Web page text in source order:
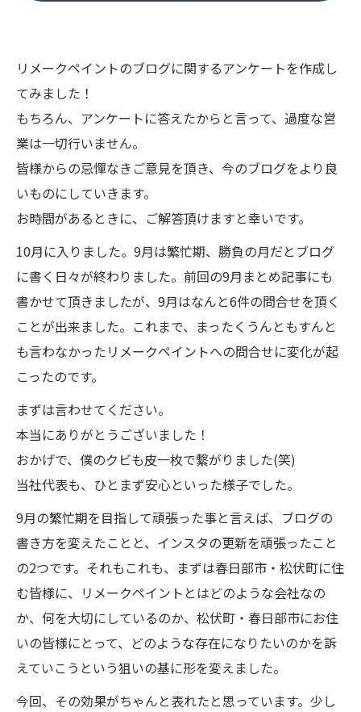
リメークペイントのブログに関するアンケートを作成し
てみました！
もちろん、アンケートに答えたからと言って、過度な営
業は一切行いません。
皆様からの忌憚なきご意見を頂き、今のブログをより良
いものにしていきます。
お時間があるときに、ご解答頂けますと幸いです。
10月に入りました。9月は繁忙期、勝負の月だとブログ
に書く日々が終わりました。前回の9月まとめ記事にも
書かせて頂きましたが、9月はなんと6件の問合せを頂く
ことが出来ました。これまで、まったくうんともすんと
も言わなかったリメークペイントへの問合せに変化が起
こったのです。
まずは言わせてください。
本当にありがとうございました！
おかげで、僕のクビも皮一枚で繋がりました(笑)
当社代表も、ひとまず安心といった様子でした。
9月の繁忙期を目指して頑張った事と言えば、ブログの
書き方を変えたことと、インスタの更新を頑張ったこと
の2つです。それもこれも、まずは春日部市・松伏町に住
む皆様に、リメークペイントとはどのような会社なの
か、何を大切にしているのか、松伏町・春日部市にお住
いの皆様にとって、どのような存在になりたいのかを訴
えていこうという狙いの基に形を変えました。
今回、その効果がちゃんと表れたと思っています。少し